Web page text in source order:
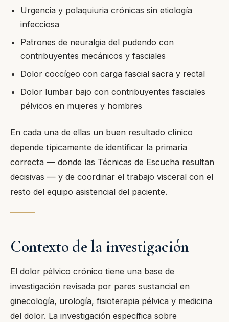
Urgencia y polaquiuria crónicas sin etiología
infecciosa
Patrones de neuralgia del pudendo con
contribuyentes mecánicos y fasciales
Dolor coccígeo con carga fascial sacra y rectal
Dolor lumbar bajo con contribuyentes fasciales
pélvicos en mujeres y hombres
En cada una de ellas un buen resultado clínico
depende típicamente de identificar la primaria
correcta — donde las Técnicas de Escucha resultan
decisivas — y de coordinar el trabajo visceral con el
resto del equipo asistencial del paciente.
Contexto de la investigación
El dolor pélvico crónico tiene una base de
investigación revisada por pares sustancial en
ginecología, urología, fisioterapia pélvica y medicina
del dolor. La investigación específica sobre